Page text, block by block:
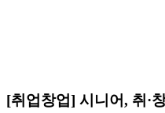
[취업창업] 시니어, 취·